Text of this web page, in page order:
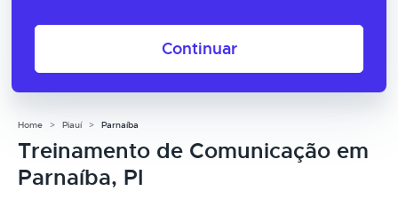
Continuar
Home Piauí Parnaíba
Treinamento de Comunicação em
Parnaíba, PI